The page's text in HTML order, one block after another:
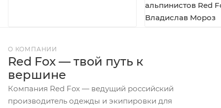
альпинистов Red
Владислав Мороз
О КОМПАНИИ
Red Fox — твой путь к
вершине
Компания Red Fox — ведущий российский
производитель одежды и экипировки для